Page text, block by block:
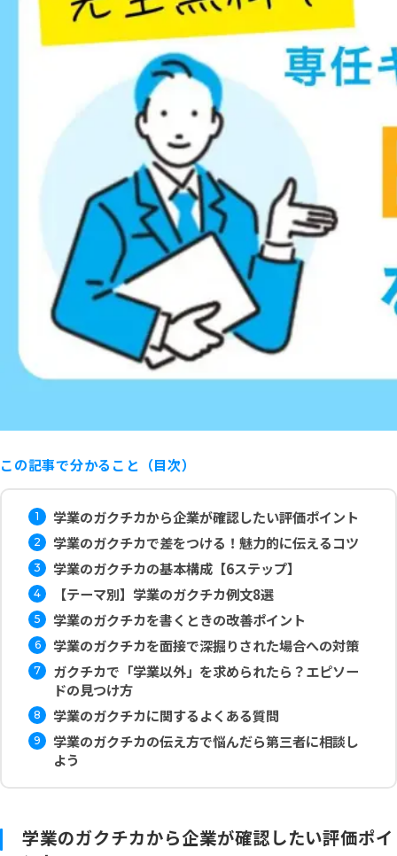
この記事で分かること（目次）
学業のガクチカから企業が確認したい評価ポイント
学業のガクチカで差をつける！魅力的に伝えるコツ
学業のガクチカの基本構成【6ステップ】
【テーマ別】学業のガクチカ例文8選
学業のガクチカを書くときの改善ポイント
学業のガクチカを面接で深掘りされた場合への対策
ガクチカで「学業以外」を求められたら？エピソー
ドの見つけ方
学業のガクチカに関するよくある質問
学業のガクチカの伝え方で悩んだら第三者に相談し
よう
学業のガクチカから企業が確認したい評価ポイ